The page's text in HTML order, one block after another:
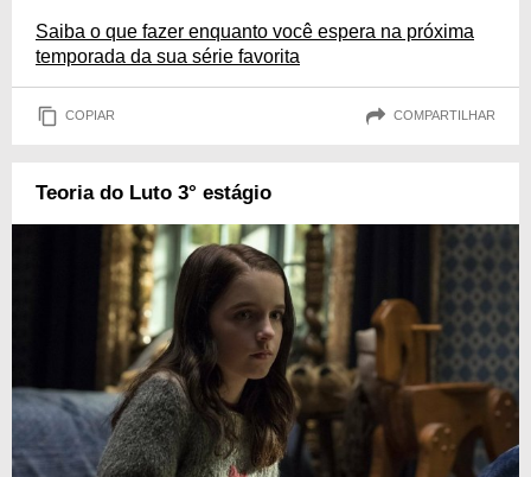
Saiba o que fazer enquanto você espera na próxima
temporada da sua série favorita
COPIAR COMPARTILHAR
Teoria do Luto 3° estágio